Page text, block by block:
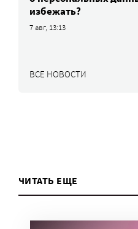
избежать?
7 авг, 13:13
ВСЕ НОВОСТИ
ЧИТАТЬ ЕЩЕ